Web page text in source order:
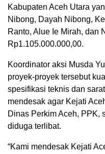
Kabupaten Aceh Utara
Nibong, Dayah Nibong,
Ranto, Alue Ie Mirah,
Rp1.105.000.000,00.
Koordinator aksi Musda
proyek-proyek tersebut
spesifikasi teknis dan
mendesak agar Kejati
Dinas Perkim Aceh, PPK,
diduga terlibat.
“Kami mendesak Kejati